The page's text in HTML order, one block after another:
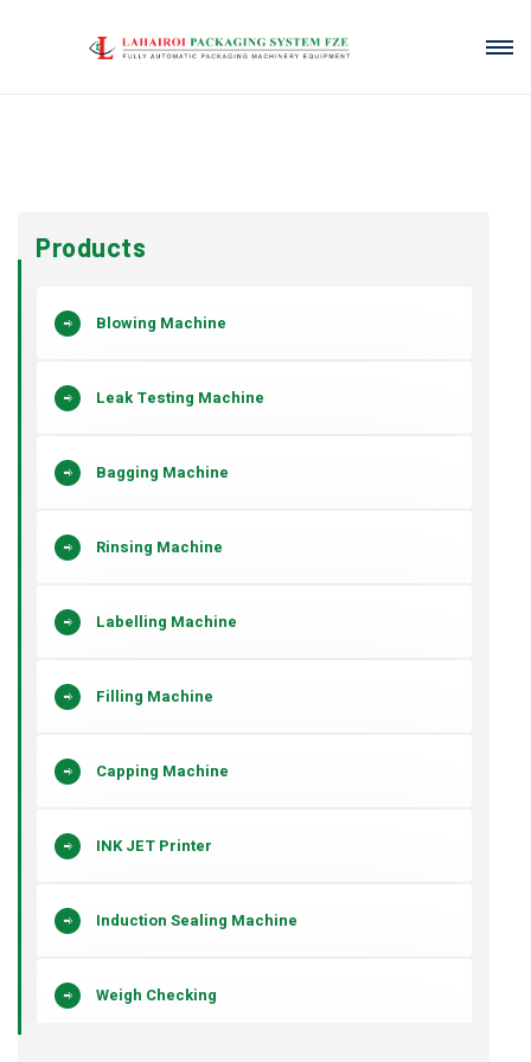
Products
Blowing Machine
Leak Testing Machine
Bagging Machine
Rinsing Machine
Labelling Machine
Filling Machine
Capping Machine
INK JET Printer
Induction Sealing Machine
Weigh Checking